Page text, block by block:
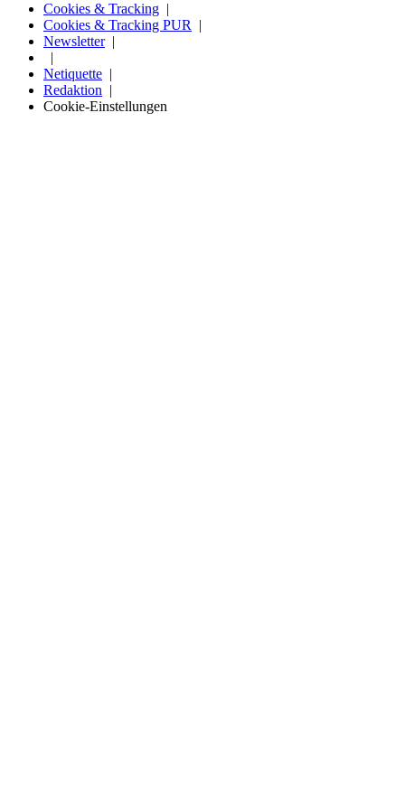
Cookies & Tracking
Cookies & Tracking PUR
Newsletter
Netiquette
Redaktion
Cookie-Einstellungen